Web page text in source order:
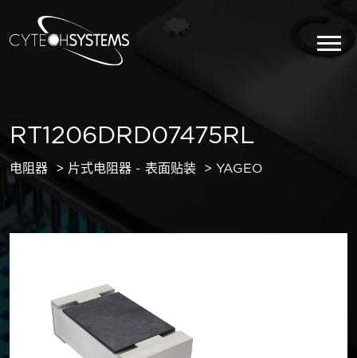
RT1206DRD07475RL
电阻器 片式电阻器 - 表面贴装 YAGEO